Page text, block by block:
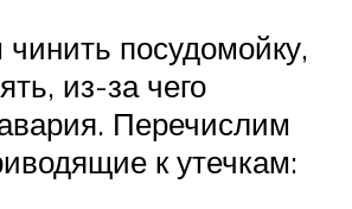
посудомойку,
из-за чего
Перечислим
к утечкам: